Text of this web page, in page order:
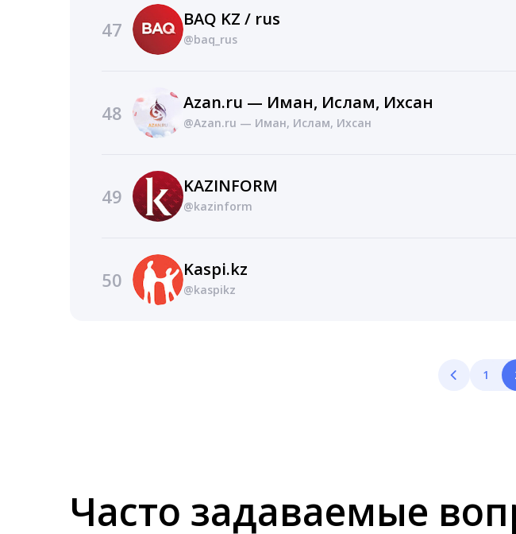
47 BAQ KZ / rus
@baq_rus
48 Azan.ru — Иман, Ислам, Ихсан
@Azan.ru — Иман, Ислам, Ихсан
49 KAZINFORM
@kazinform
50 Kaspi.kz
@kaspikz
1
Часто задаваемые